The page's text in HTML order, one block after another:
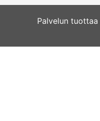
Palvelun tuottaa